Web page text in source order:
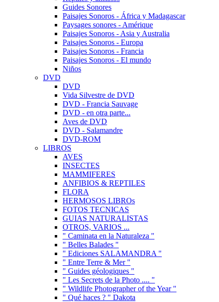
Guides Sonores
Paisajes Sonoros - África y Madagascar
Paysages sonores - Amérique
Paisajes Sonoros - Asia y Australia
Paisajes Sonoros - Europa
Paisajes Sonoros - Francia
Paisajes Sonoros - El mundo
Niños
DVD
DVD
Vida Silvestre de DVD
DVD - Francia Sauvage
DVD - en otra parte...
Aves de DVD
DVD - Salamandre
DVD-ROM
LIBROS
AVES
INSECTES
MAMMIFERES
ANFIBIOS & REPTILES
FLORA
HERMOSOS LIBROs
FOTOS TECNICAS
GUIAS NATURALISTAS
OTROS, VARIOS ...
" Caminata en la Naturaleza "
" Belles Balades "
" Ediciones SALAMANDRA "
" Entre Terre & Mer "
" Guides géologiques "
" Les Secrets de la Photo .... "
" Wildlife Photographer of the Year "
" Qué haces ? " Dakota